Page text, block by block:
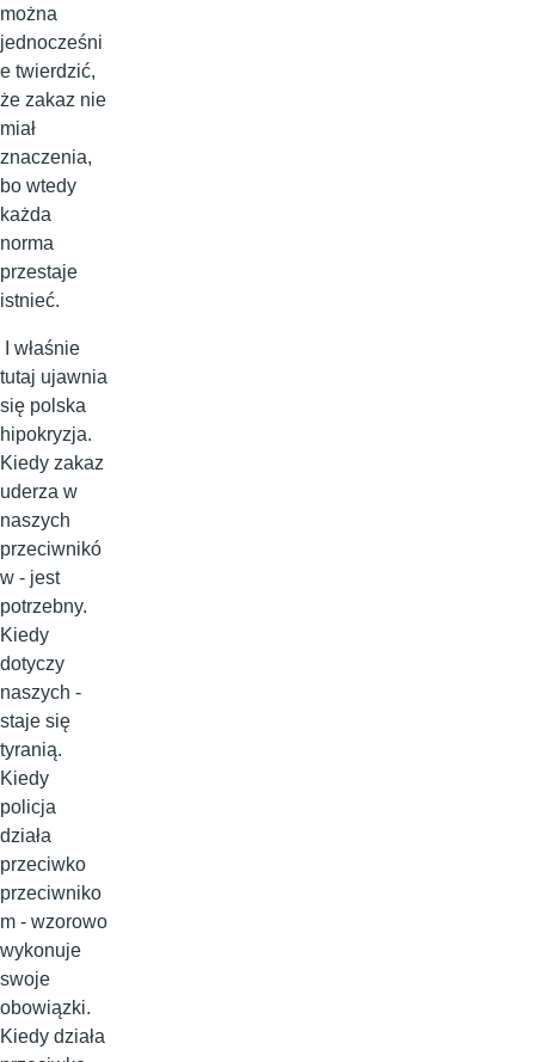
można
jednocześni
e twierdzić,
że zakaz nie
miał
znaczenia,
bo wtedy
każda
norma
przestaje
istnieć.
I właśnie
tutaj ujawnia
się polska
hipokryzja.
Kiedy zakaz
uderza w
naszych
przeciwnikó
w - jest
potrzebny.
Kiedy
dotyczy
naszych -
staje się
tyranią.
Kiedy
policja
działa
przeciwko
przeciwniko
m - wzorowo
wykonuje
swoje
obowiązki.
Kiedy działa